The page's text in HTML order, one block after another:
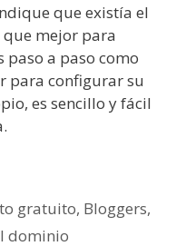
que existía el
mejor para
a paso como
para configurar su
es sencillo y fácil
gratuito, Bloggers,
dominio